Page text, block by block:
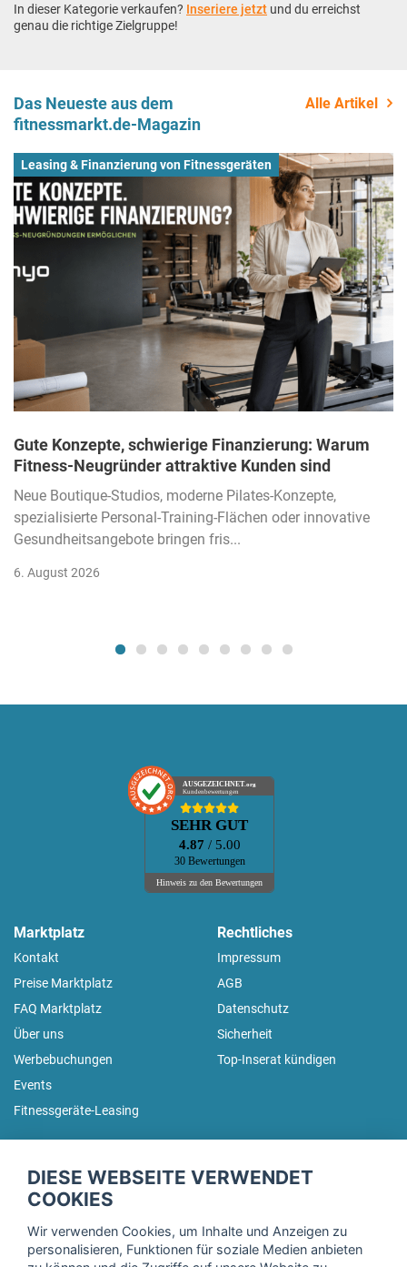
In dieser Kategorie verkaufen? Inseriere jetzt und du erreichst
genau die richtige Zielgruppe!
Das Neueste aus dem
fitnessmarkt.de-Magazin
Alle Artikel
Leasing & Finanzierung von Fitnessgeräten
Gute Konzepte, schwierige Finanzierung: Warum
Fitness-Neugründer attraktive Kunden sind
Neue Boutique-Studios, moderne Pilates-Konzepte,
spezialisierte Personal-Training-Flächen oder innovative
Gesundheitsangebote bringen fris...
6. August 2026
AUSGEZEICHNET.org
Kundenbewertungen
SEHR GUT
4.87 / 5.00
30 Bewertungen
Hinweis zu den Bewertungen
Marktplatz
Kontakt
Preise Marktplatz
FAQ Marktplatz
Über uns
Werbebuchungen
Events
Fitnessgeräte-Leasing
Rechtliches
Impressum
AGB
Datenschutz
Sicherheit
Top-Inserat kündigen
Trage dich hier für unseren Newsletter ein und erhalte regelmäßig
DIESE WEBSEITE VERWENDET
COOKIES
Wir verwenden Cookies, um Inhalte und Anzeigen zu
personalisieren, Funktionen für soziale Medien anbieten